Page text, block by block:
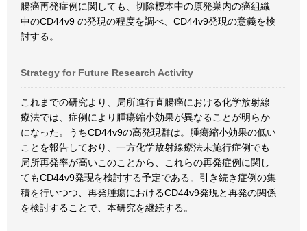
腸癌再発症例に関しても、切除標本中の原発巣内の癌組織
中のCD44v9 の発現の程度を調べ、CD44v9発現の意義を検
討する。
Strategy for Future Research Activity
これまでの研究より、局所進行直腸癌における化学放射線
療法では、症例により腫瘍縮小効果が異なることが明らか
になった。うちCD44v9の高発現群は。腫瘍縮小効果の低い
ことを報告しており、一方化学放射線療法未施行症例でも
局所再発率が高いこのことから、これらの再発症例に関し
てもCD44v9発現を検討する予定である。引き続き症例の集
積を行いつつ、再発腫瘍におけるCD44v9発現と再発の関係
を検討することで、本研究を継続する。